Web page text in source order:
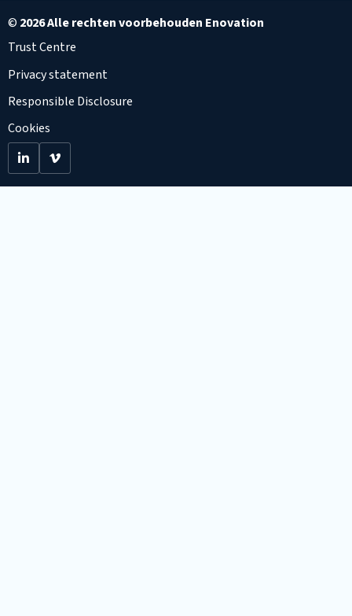
© 2026 Alle rechten voorbehouden Enovation
Trust Centre
Privacy statement
Responsible Disclosure
Cookies
Go
to
Go
to